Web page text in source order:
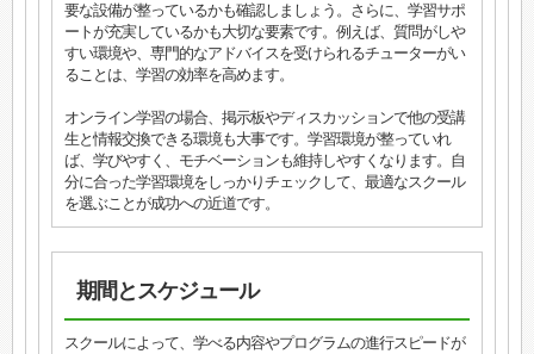
要な設備が整っているかも確認しましょう。さらに、学習サポ
ートが充実しているかも大切な要素です。例えば、質問がしや
すい環境や、専門的なアドバイスを受けられるチューターがい
ることは、学習の効率を高めます。
オンライン学習の場合、掲示板やディスカッションで他の受講
生と情報交換できる環境も大事です。学習環境が整っていれ
ば、学びやすく、モチベーションも維持しやすくなります。自
分に合った学習環境をしっかりチェックして、最適なスクール
を選ぶことが成功への近道です。
期間とスケジュール
スクールによって、学べる内容やプログラムの進行スピードが